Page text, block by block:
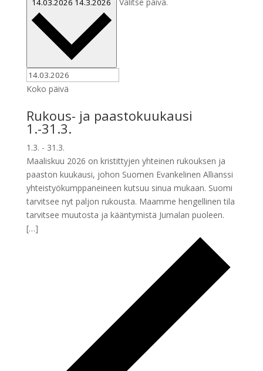
14.03.2026 14.3.2026
Koko päivä
Rukous- ja paastokuukausi
1.-31.3.
1.3. - 31.3.
Maaliskuu 2026 on kristittyjen yhteinen rukouksen ja
paaston kuukausi, johon Suomen Evankelinen Allianssi
yhteistyökumppaneineen kutsuu sinua mukaan. Suomi
tarvitsee nyt paljon rukousta. Maamme hengellinen tila
tarvitsee muutosta ja kääntymistä Jumalan puoleen.
[…]